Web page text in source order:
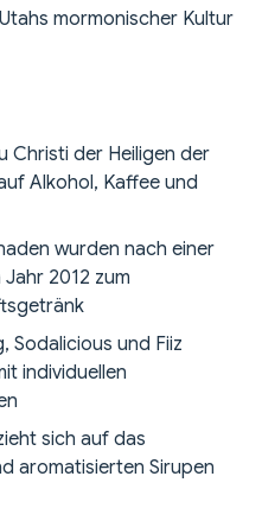
mormonischer Kultur
Christi der Heiligen der
Alkohol, Kaffee und
wurden nach einer
2012 zum
Sodalicious und Fiiz
individuellen
sich auf das
aromatisierten Sirupen